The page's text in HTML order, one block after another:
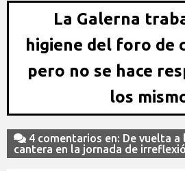
La Galerna
higiene del foro de
pero no se hace
los
4 comentarios en: De vuelta a
cantera en la jornada de